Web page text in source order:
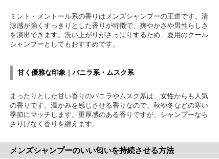
ミント・メントール系の香りはメンズシャンプーの王道です。清
涼感が強くすっきりとした香りが特徴で、爽やかさや男性らしさ
を演出できます。洗い上がりがさっぱりするため、夏用のクール
シャンプーとしてもおすすめです。
甘く優雅な印象｜バニラ系・ムスク系
まったりとした甘い香りのバニラやムスク系は、女性からも人気
の香りです。温かみを感じさせる香りなので、秋や冬などの寒い
季節にマッチします。重厚感のある香りですが、シャンプーなら
さりげなく香りを纏えます。
メンズシャンプーのいい匂いを持続させる方法